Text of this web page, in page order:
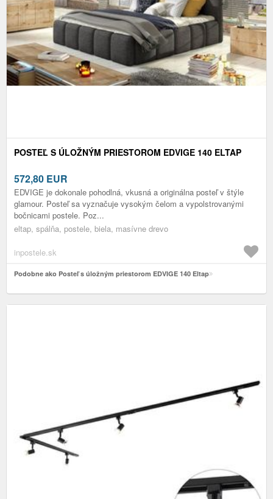
POSTEĽ S ÚLOŽNÝM PRIESTOROM EDVIGE 140 ELTAP
572,80 EUR
EDVIGE je dokonale pohodlná, vkusná a originálna posteľ v štýle
glamour. Posteľ sa vyznačuje vysokým čelom a vypolstrovanými
bočnicami postele. Poz...
eltap, spálňa, postele, biela, masívne drevo
inpostele.sk
Podobne ako Posteľ s úložným priestorom EDVIGE 140 Eltap